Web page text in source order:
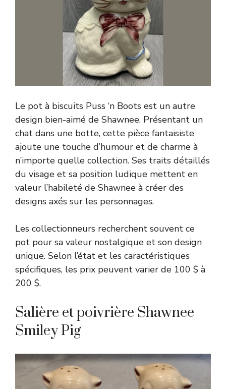
Le pot à biscuits Puss ‘n Boots est un autre
design bien-aimé de Shawnee. Présentant un
chat dans une botte, cette pièce fantaisiste
ajoute une touche d’humour et de charme à
n’importe quelle collection. Ses traits détaillés
du visage et sa position ludique mettent en
valeur l’habileté de Shawnee à créer des
designs axés sur les personnages.
Les collectionneurs recherchent souvent ce
pot pour sa valeur nostalgique et son design
unique. Selon l’état et les caractéristiques
spécifiques, les prix peuvent varier de 100 $ à
200 $.
Salière et poivrière Shawnee
Smiley Pig